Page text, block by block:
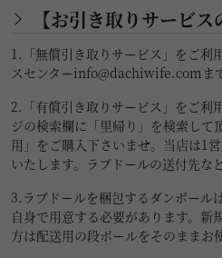
【お引き取りサービス
1.「無償引き取りサービス」をご利
スセンターinfo@dachiwife.com ま
2.「有償引き取りサービス」をご利
ジの検索欄に「里帰り」を検索して
用」をご購入下さいませ。当店は1
いたします。ラブドールの送付先な
3.ラブドールを梱包するダンボール
自身で用意する必要があります。新
方は配送用の段ボールをそのままお